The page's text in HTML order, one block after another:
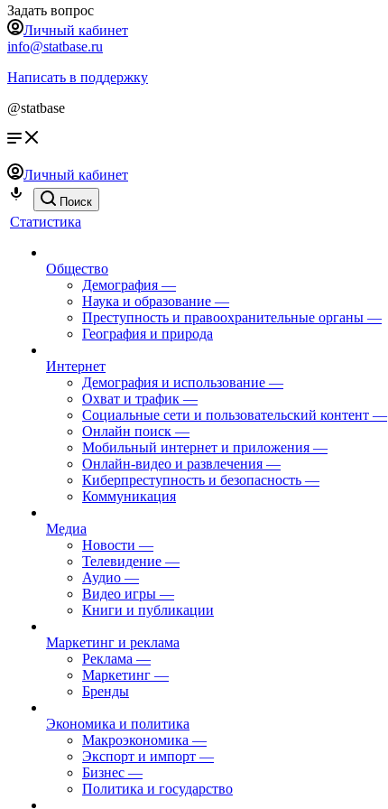
Задать вопрос
Личный кабинет
info@statbase.ru
Написать в поддержку
@statbase
Личный кабинет
Поиск
Статистика
Общество
Демография —
Наука и образование —
Преступность и правоохранительные органы —
География и природа
Интернет
Демография и использование —
Охват и трафик —
Социальные сети и пользовательский контент —
Онлайн поиск —
Мобильный интернет и приложения —
Онлайн-видео и развлечения —
Киберпреступность и безопасность —
Коммуникация
Медиа
Новости —
Телевидение —
Аудио —
Видео игры —
Книги и публикации
Маркетинг и реклама
Реклама —
Маркетинг —
Бренды
Экономика и политика
Макроэкономика —
Экспорт и импорт —
Бизнес —
Политика и государство